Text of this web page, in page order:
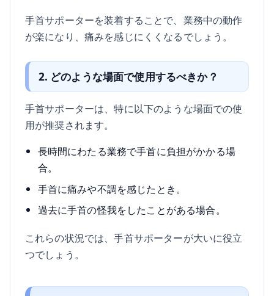
手首サポーターを装着することで、業務中の動作
が楽になり、痛みを感じにくくなるでしょう。
2. どのような場面で使用するべきか？
手首サポーターは、特に以下のような場面での使
用が推奨されます。
長時間にわたる業務で手首に負担がかかる場
合。
手首に痛みや不調を感じたとき。
過去に手首の怪我をしたことがある場合。
これらの状況では、手首サポーターが大いに役立
つでしょう。